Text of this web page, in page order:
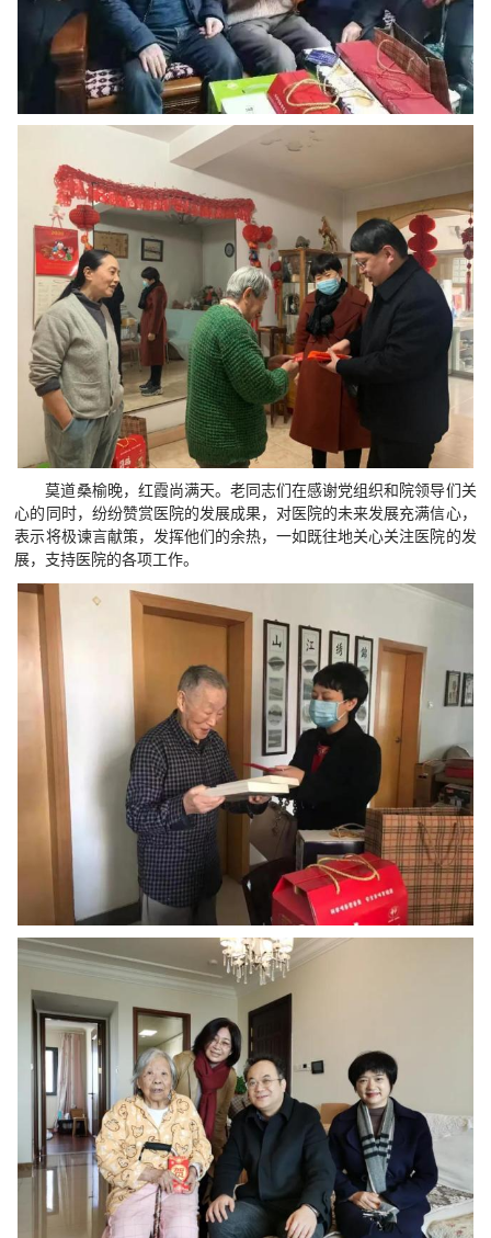
莫道桑榆晚，红霞尚满天。老同志们在感谢党组织和院领导们关
心的同时，纷纷赞赏医院的发展成果，对医院的未来发展充满信心，
表示将极谏言献策，发挥他们的余热，一如既往地关心关注医院的发
展，支持医院的各项工作。